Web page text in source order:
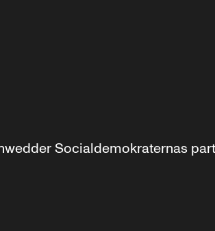
Socialdemokraternas